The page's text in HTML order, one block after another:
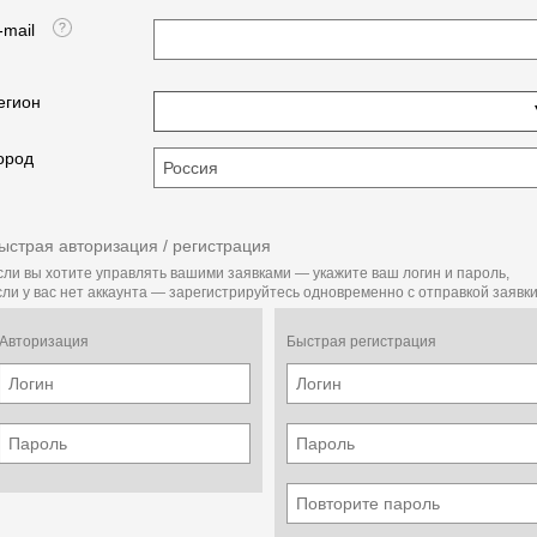
mail
авторизация / регистрация
вы хотите управлять вашими заявками — укажите ваш логин и пароль,
у вас нет аккаунта — зарегистрируйтесь одновременно с отправкой
Авторизация Быстрая регистрация